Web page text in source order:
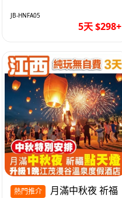
巴士5天
JB-HNFA05
5天 $298+
熱門推介